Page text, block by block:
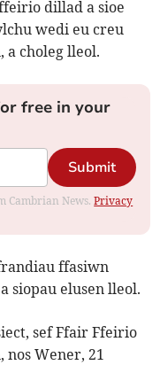
dillad a sioe
wedi eu creu
a choleg lleol.
free in your
Submit
Cambrian News.Privacy
ffasiwn
siopau elusen lleol.
sef Ffair Ffeirio
Wener, 21